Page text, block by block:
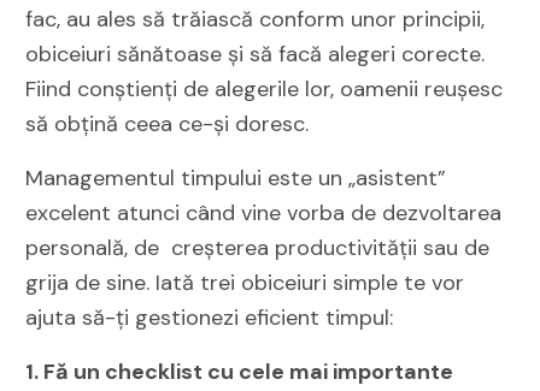
fac, au ales să trăiască conform unor principii,
obiceiuri sănătoase şi să facă alegeri corecte.
Fiind conștienți de alegerile lor, oamenii reușesc
să obțină ceea ce-și doresc.
Managementul timpului este un „asistent”
excelent atunci când vine vorba de dezvoltarea
personală, de creșterea productivității sau de
grija de sine. Iată trei obiceiuri simple te vor
ajuta să-ți gestionezi eficient timpul:
1. Fă un checklist cu cele mai importante